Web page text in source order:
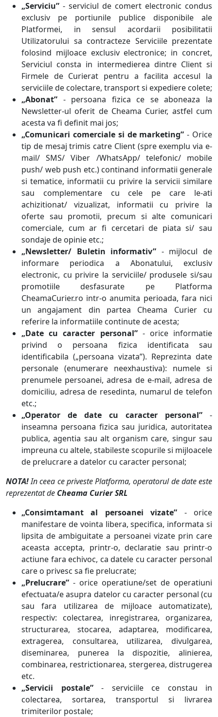
„Serviciu” - serviciul de comert electronic condus
exclusiv pe portiunile publice disponibile ale
Platformei, in sensul acordarii posibilitatii
Utilizatorului sa contracteze Serviciile prezentate
folosind mijloace exclusiv electronice; in concret,
Serviciul consta in intermedierea dintre Client si
Firmele de Curierat pentru a facilita accesul la
serviciile de colectare, transport si expediere colete;
„Abonat” - persoana fizica ce se aboneaza la
Newsletter-ul oferit de Cheama Curier, astfel cum
acesta va fi definit mai jos;
„Comunicari comerciale si de marketing” - Orice
tip de mesaj trimis catre Client (spre exemplu via e-
mail/ SMS/ Viber /WhatsApp/ telefonic/ mobile
push/ web push etc.) continand informatii generale
si tematice, informatii cu privire la servicii similare
sau complementare cu cele pe care le-ati
achizitionat/ vizualizat, informatii cu privire la
oferte sau promotii, precum si alte comunicari
comerciale, cum ar fi cercetari de piata si/ sau
sondaje de opinie etc.;
„Newsletter/ Buletin informativ” - mijlocul de
informare periodica a Abonatului, exclusiv
electronic, cu privire la serviciile/ produsele si/sau
promotiile desfasurate pe Platforma
CheamaCurier.ro intr-o anumita perioada, fara nici
un angajament din partea Cheama Curier cu
referire la informatiile continute de acesta;
„Date cu caracter personal”- orice informatie
privind o persoana fizica identificata sau
identificabila („persoana vizata”). Reprezinta date
personale (enumerare neexhaustiva): numele si
prenumele persoanei, adresa de e-mail, adresa de
domiciliu, adresa de resedinta, numarul de telefon
etc.;
„Operator de date cu caracter personal” -
inseamna persoana fizica sau juridica, autoritatea
publica, agentia sau alt organism care, singur sau
impreuna cu altele, stabileste scopurile si mijloacele
de prelucrare a datelor cu caracter personal;
NOTA!In ceea ce priveste Platforma, operatorul de date este
reprezentat de Cheama Curier SRL
„Consimtamant al persoanei vizate” - orice
manifestare de vointa libera, specifica, informata si
lipsita de ambiguitate a persoanei vizate prin care
aceasta accepta, printr-o, declaratie sau printr-o
actiune fara echivoc, ca datele cu caracter personal
care o privesc sa fie prelucrate;
„Prelucrare” - orice operatiune/set de operatiuni
efectuata/e asupra datelor cu caracter personal (cu
sau fara utilizarea de mijloace automatizate),
respectiv: colectarea, inregistrarea, organizarea,
structurarea, stocarea, adaptarea, modificarea,
extragerea, consultarea, utilizarea, divulgarea,
diseminarea, punerea la dispozitie, alinierea,
combinarea, restrictionarea, stergerea, distrugerea
etc.
„Servicii postale”- serviciile ce constau in
colectarea, sortarea, transportul si livrarea
trimiterilor postale;